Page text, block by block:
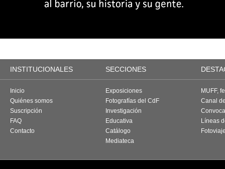
INSTITUCIONALES SECCIONES
Inicio
Quiénes somos
Suscripción
FAQ
Contacto
Exposiciones
Fotografías del CdF
Investigación
Educativa
Catálogo
Mediateca
MUFF,
Canal
Líneas